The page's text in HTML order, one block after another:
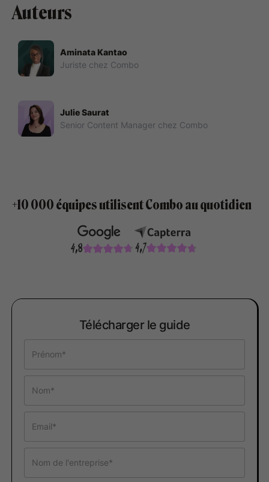
Auteurs
Aminata Kantao
Juriste chez Combo
Julie Saurat
Senior Content Manager chez Combo
+10 000 équipes utilisent Combo au quotidien
Télécharger le guide